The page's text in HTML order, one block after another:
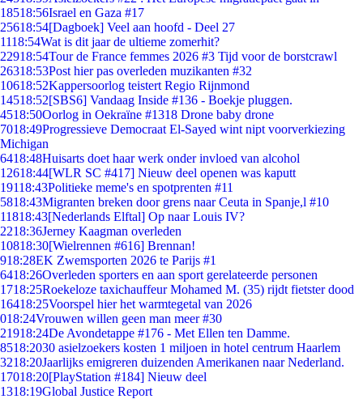
18518:56Israel en Gaza #17
25618:54[Dagboek] Veel aan hoofd - Deel 27
1118:54Wat is dit jaar de ultieme zomerhit?
22918:54Tour de France femmes 2026 #3 Tijd voor de borstcrawl
26318:53Post hier pas overleden muzikanten #32
10618:52Kappersoorlog teistert Regio Rijnmond
14518:52[SBS6] Vandaag Inside #136 - Boekje pluggen.
4518:50Oorlog in Oekraïne #1318 Drone baby drone
7018:49Progressieve Democraat El-Sayed wint nipt voorverkiezing
Michigan
6418:48Huisarts doet haar werk onder invloed van alcohol
12618:44[WLR SC #417] Nieuw deel openen was kaputt
19118:43Politieke meme's en spotprenten #11
5818:43Migranten breken door grens naar Ceuta in Spanje,l #10
11818:43[Nederlands Elftal] Op naar Louis IV?
2218:36Jerney Kaagman overleden
10818:30[Wielrennen #616] Brennan!
918:28EK Zwemsporten 2026 te Parijs #1
6418:26Overleden sporters en aan sport gerelateerde personen
1718:25Roekeloze taxichauffeur Mohamed M. (35) rijdt fietster dood
16418:25Voorspel hier het warmtegetal van 2026
018:24Vrouwen willen geen man meer #30
21918:24De Avondetappe #176 - Met Ellen ten Damme.
8518:2030 asielzoekers kosten 1 miljoen in hotel centrum Haarlem
3218:20Jaarlijks emigreren duizenden Amerikanen naar Nederland.
17018:20[PlayStation #184] Nieuw deel
1318:19Global Justice Report